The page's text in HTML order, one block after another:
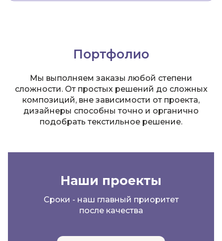
Портфолио
Мы выполняем заказы любой степени
сложности. От простых решений до сложных
композиций, вне зависимости от проекта,
дизайнеры способны точно и органично
подобрать текстильное решение.
Наши проекты
Сроки - наш главный приоритет
после качества